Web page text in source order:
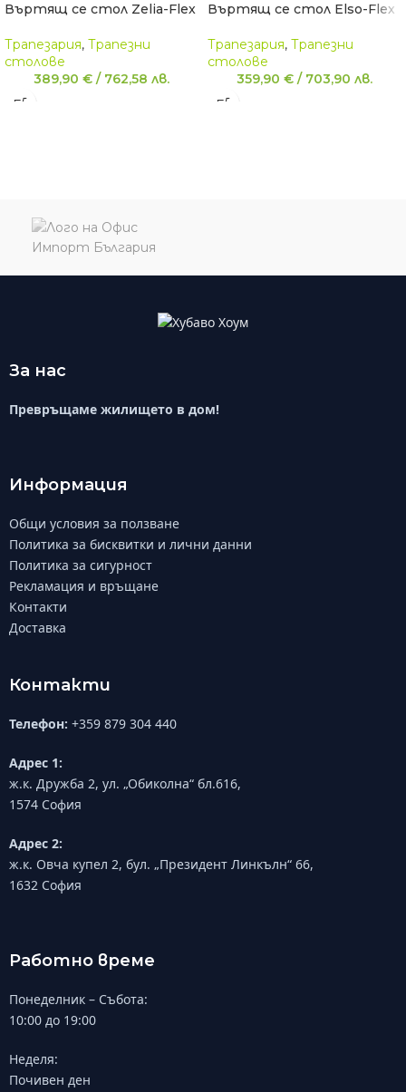
Въртящ се стол Zelia-Flex
Трапезария, Трапезни
столове
389,90 € / 762,58 лв.
Въртящ се стол Elso-Flex
Трапезария, Трапезни
столове
359,90 € / 703,90 лв.
За нас
Превръщаме жилището в дом!
Информация
Общи условия за ползване
Политика за бисквитки и лични данни
Политика за сигурност
Рекламация и връщане
Контакти
Доставка
Контакти
Телефон: +359 879 304 440
Адрес 1:
ж.к. Дружба 2, ул. „Обиколна“ бл.616,
1574 София
Адрес 2:
ж.к. Овча купел 2, бул. „Президент Линкълн“ 66,
1632 София
Работно време
Понеделник – Събота:
10:00 до 19:00
Неделя:
Почивен ден